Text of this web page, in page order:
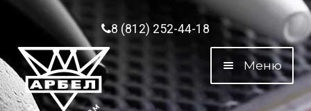
Перейти к навигации
Перейти к содержимому8 (812) 252-44-18
Меню